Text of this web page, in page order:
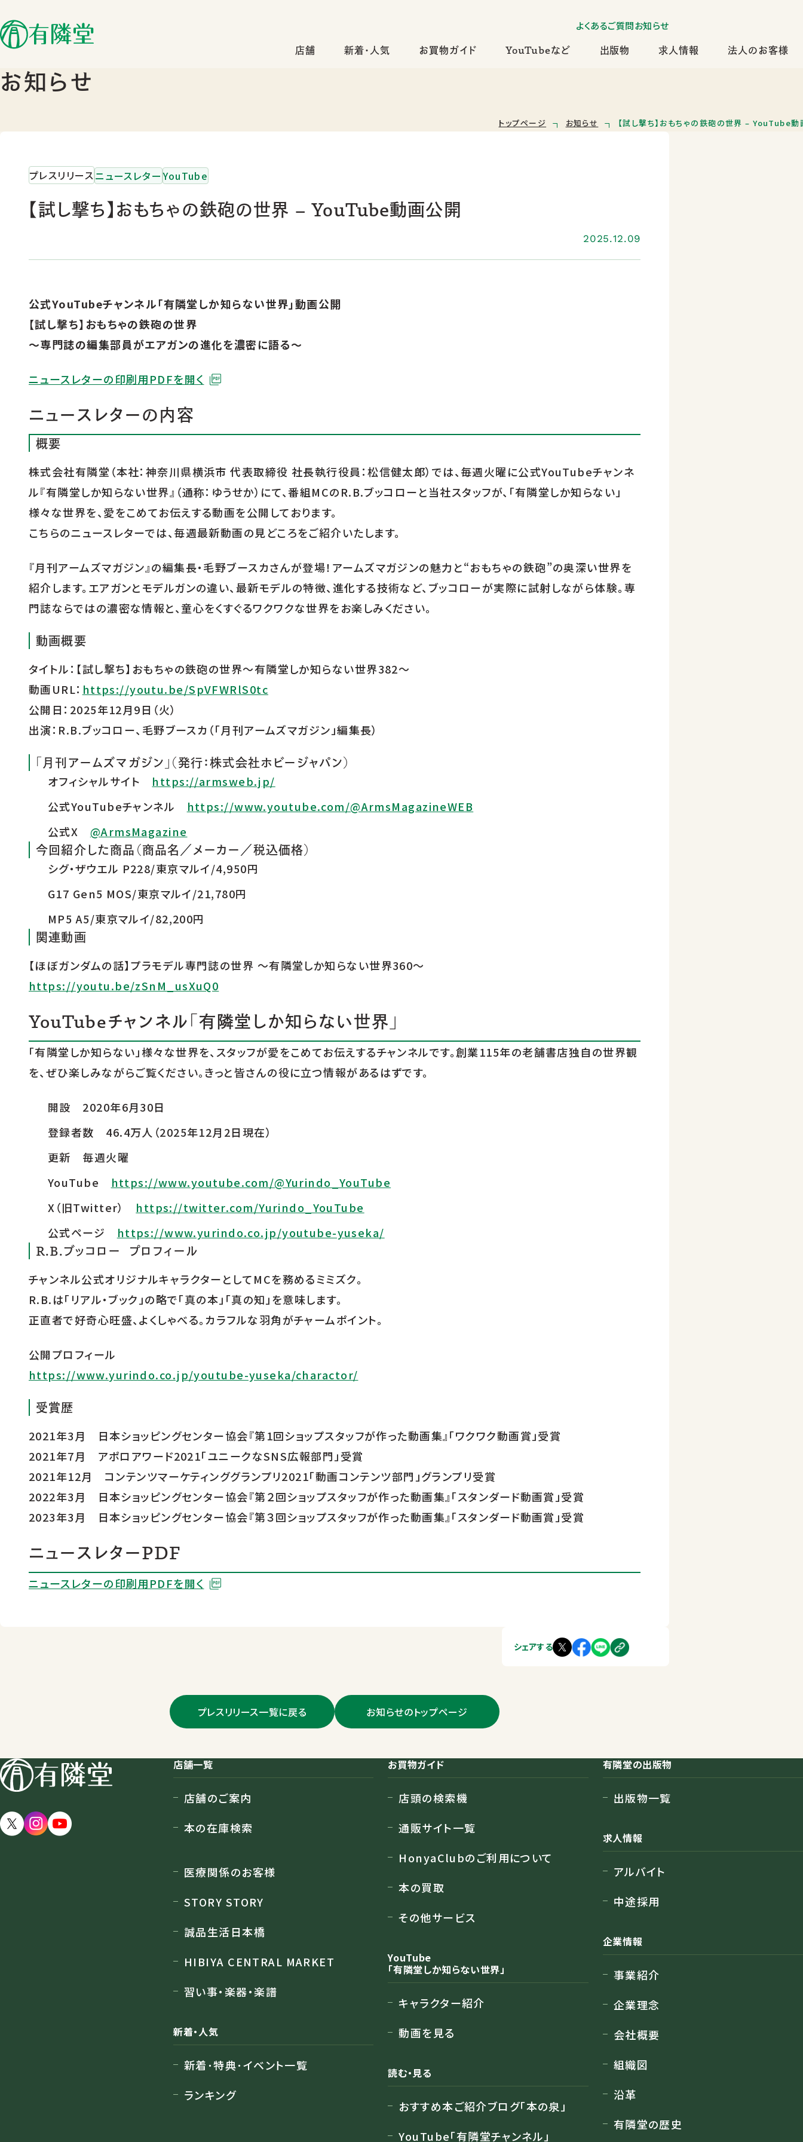
よくあるご質問お知らせ
店舗 新着・人気 お買物ガイド YouTubeなど 出版物 求人情報 法人のお客様
店舗のご案内
お知らせ
トップページ お知らせ 【試し撃ち】おもちゃの鉄砲の世界 – YouTube
プレスリリースニュースレター YouTube
【試し撃ち】おもちゃの鉄砲の世界 – YouTube動画公開
2025.12.09
公式YouTubeチャンネル「有隣堂しか知らない世界」動画公開
【試し撃ち】おもちゃの鉄砲の世界
～専門誌の編集部員がエアガンの進化を濃密に語る～
ニュースレターの印刷用PDFを開く
ニュースレターの内容
概要
株式会社有隣堂（本社：神奈川県横浜市 代表取締役 社長執行役員：松信健太郎）では、毎週火曜に公式YouTubeチャンネ
ル『有隣堂しか知らない世界』（通称：ゆうせか）にて、番組MCのR.B.ブッコローと当社スタッフが、「有隣堂しか知らない」
様々な世界を、愛をこめてお伝えする動画を公開しております。
こちらのニュースレターでは、毎週最新動画の見どころをご紹介いたします。
『月刊アームズマガジン』の編集長・毛野ブースカさんが登場！アームズマガジンの魅力と“おもちゃの鉄砲”の奥深い世界を
紹介します。エアガンとモデルガンの違い、最新モデルの特徴、進化する技術など、ブッコローが実際に試射しながら体験。専
門誌ならではの濃密な情報と、童心をくすぐるワクワクな世界をお楽しみください。
動画概要
タイトル：【試し撃ち】おもちゃの鉄砲の世界～有隣堂しか知らない世界382～
動画URL： https://youtu.be/SpVFWRlS0tc
公開日：2025年12月9日（火）
出演：R.B.ブッコロー、毛野ブースカ（「月刊アームズマガジン」編集長）
「月刊アームズマガジン」（発行：株式会社ホビージャパン）
オフィシャルサイト https://armsweb.jp/
公式YouTubeチャンネル https://www.youtube.com/@ArmsMagazineWEB
公式X @ArmsMagazine
今回紹介した商品（商品名／メーカー／税込価格）
シグ・ザウエル P228/東京マルイ/4,950円
G17 Gen5 MOS/東京マルイ/21,780円
MP5 A5/東京マルイ/82,200円
関連動画
【ほぼガンダムの話】プラモデル専門誌の世界 ～有隣堂しか知らない世界360～
https://youtu.be/zSnM_usXuQ0
YouTubeチャンネル「有隣堂しか知らない世界」
「有隣堂しか知らない」様々な世界を、スタッフが愛をこめてお伝えするチャンネルです。創業115年の老舗書店独自の世界観
を、ぜひ楽しみながらご覧ください。きっと皆さんの役に立つ情報があるはずです。
開設 2020年6月30日
登録者数 46.4万人（2025年12月2日現在）
更新 毎週火曜
YouTube https://www.youtube.com/@Yurindo_YouTube
X（旧Twitter） https://twitter.com/Yurindo_YouTube
公式ページ https://www.yurindo.co.jp/youtube-yuseka/
R.B.ブッコロー プロフィール
チャンネル公式オリジナルキャラクターとしてMCを務めるミミズク。
R.B.は「リアル・ブック」の略で「真の本」「真の知」を意味します。
正直者で好奇心旺盛、よくしゃべる。カラフルな羽角がチャームポイント。
公開プロフィール
https://www.yurindo.co.jp/youtube-yuseka/charactor/
受賞歴
2021年3月 日本ショッピングセンター協会『第1回ショップスタッフが作った動画集』「ワクワク動画賞」受賞
2021年7月 アポロアワード2021「ユニークなSNS広報部門」受賞
2021年12月 コンテンツマーケティンググランプリ2021「動画コンテンツ部門」グランプリ受賞
2022年3月 日本ショッピングセンター協会『第２回ショップスタッフが作った動画集』「スタンダード動画賞」受賞
2023年3月 日本ショッピングセンター協会『第３回ショップスタッフが作った動画集』「スタンダード動画賞」受賞
ニュースレターPDF
ニュースレターの印刷用PDFを開く
シェアする
プレスリリース一覧に戻る お知らせのトップページ
店舗一覧
店舗のご案内
本の在庫検索
医療関係のお客様
STORY STORY
誠品生活日本橋
HIBIYA CENTRAL MARKET
習い事・楽器・楽譜
新着・人気
新着･特典･イベント一覧
ランキング
お買物ガイド
店頭の検索機
通販サイト一覧
HonyaClubのご利用について
本の買取
その他サービス
YouTube
「有隣堂しか知らない世界」
キャラクター紹介
動画を見る
読む・見る
おすすめ本ご紹介ブログ「本の泉」
YouTube「有隣堂チャンネル」
有隣堂の出版物
出版物一覧
求人情報
アルバイト
中途採用
企業情報
事業紹介
企業理念
会社概要
組織図
沿革
有隣堂の歴史